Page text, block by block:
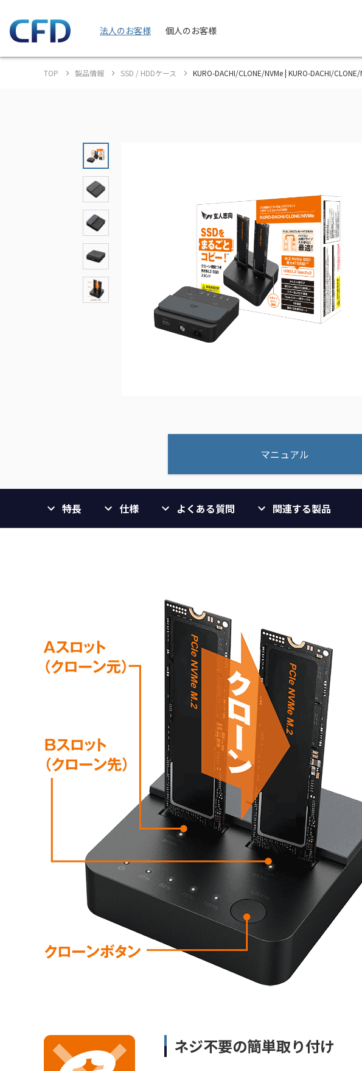
法人のお客様 個人のお客様
TOP 製品情報 SSD / HDDケース KURO-DACHI/CLONE/NVMe | KURO-DACHI/
マニュアル
特長 仕様 よくある質問 関連する製品
ネジ不要の簡単取り付け